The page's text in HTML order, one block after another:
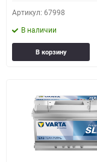
Артикул: 67998
В наличии
В корзину